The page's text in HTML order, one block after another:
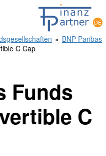
» BNP Paribas
C Cap
Funds
C